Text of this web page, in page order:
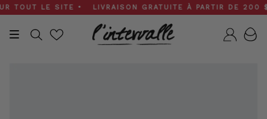
Skip
to
content
LE SITE • LIVRAISON GRATUITE À PARTIR DE 200 $
Recherche